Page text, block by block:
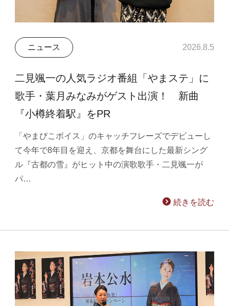
ニュース 2026.8.5
二見颯一の人気ラジオ番組「やまステ」に
歌手・葉月みなみがゲスト出演！ 新曲
『小樽終着駅』をPR
「やまびこボイス」のキャッチフレーズでデビューし
て今年で8年目を迎え、京都を舞台にした最新シング
ル『古都の雪』がヒット中の演歌歌手・二見颯一が
パ…
続きを読む